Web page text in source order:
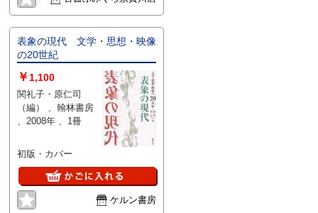
表象の現代 文学・思想・映像
の20世紀
￥1,100
関礼子・原仁司
（編） 、翰林書房
、2008年 、1冊
初版・カバー
ケルン書房